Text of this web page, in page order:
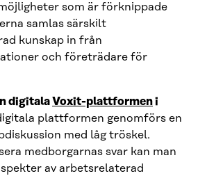
som är förknippade
samlas särskilt
kunskap in från
och företrädare för
digitalaVoxit-plattformeni
plattformen genomförs en
med låg tröskel.
medborgarnas svar kan man
av arbetsrelaterad